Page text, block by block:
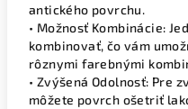
antického povrchu.
• Možnosť Kombinácie:
kombinovať, čo vám
rôznymi farebnými
• Zvýšená Odolnosť: Pre
môžete povrch ošetriť